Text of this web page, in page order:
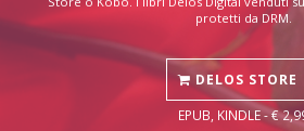
protetti da DRM.
DELOS STORE
EPUB, KINDLE - €